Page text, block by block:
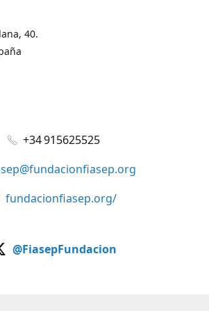
40.
+34 915625525
fundacionfiasep.org/
@FiasepFundacion